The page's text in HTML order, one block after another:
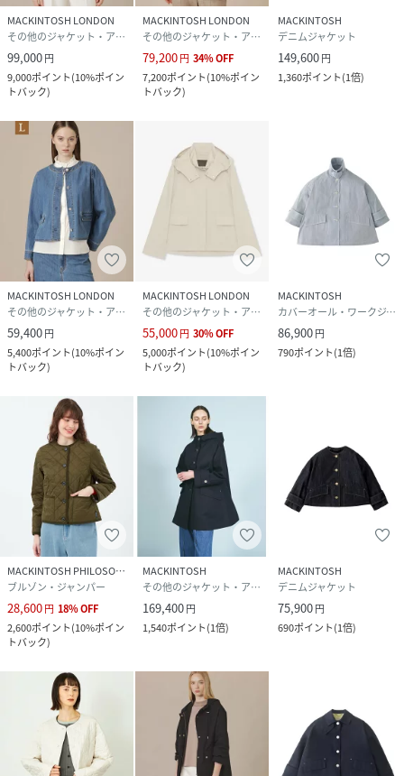
MACKINTOSH LONDON
その他のジャケット・アウター
99,000円
9,000ポイント(10%ポイン
トバック)
MACKINTOSH LONDON
その他のジャケット・アウター
79,200円 34%OFF
7,200ポイント(10%ポイン
トバック)
MACKINTOSH
デニムジャケット
149,600円
1,360ポイント(1倍)
MACKINTOSH LONDON
その他のジャケット・アウター
59,400円
5,400ポイント(10%ポイン
トバック)
MACKINTOSH LONDON
その他のジャケット・アウター
55,000円 30%OFF
5,000ポイント(10%ポイン
トバック)
MACKINTOSH
カバーオール・ワークジャケット
86,900円
790ポイント(1倍)
MACKINTOSH PHILOSOPHY
ブルゾン・ジャンパー
28,600円 18%OFF
2,600ポイント(10%ポイン
トバック)
MACKINTOSH
その他のジャケット・アウター
169,400円
1,540ポイント(1倍)
MACKINTOSH
デニムジャケット
75,900円
690ポイント(1倍)